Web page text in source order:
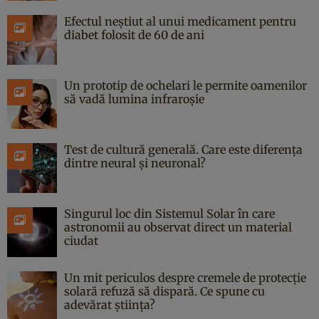
Efectul neștiut al unui medicament pentru
diabet folosit de 60 de ani
Un prototip de ochelari le permite oamenilor
să vadă lumina infraroșie
Test de cultură generală. Care este diferența
dintre neural și neuronal?
Singurul loc din Sistemul Solar în care
astronomii au observat direct un material
ciudat
Un mit periculos despre cremele de protecție
solară refuză să dispară. Ce spune cu
adevărat știința?